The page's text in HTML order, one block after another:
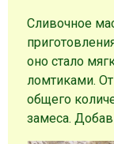
Сливочное
оно стало
ломтиками.
общего
замеса.